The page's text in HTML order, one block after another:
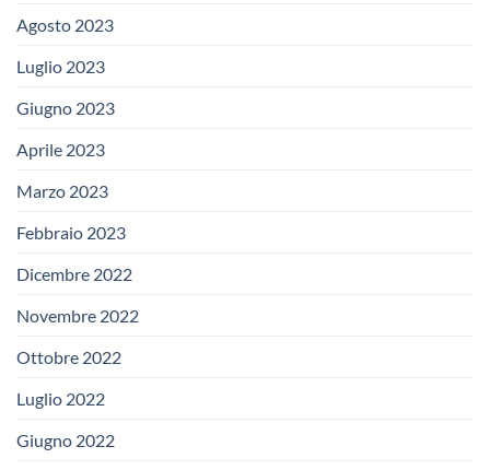
Agosto 2023
Luglio 2023
Giugno 2023
Aprile 2023
Marzo 2023
Febbraio 2023
Dicembre 2022
Novembre 2022
Ottobre 2022
Luglio 2022
Giugno 2022